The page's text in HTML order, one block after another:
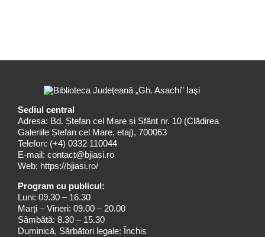
Sediul central
Adresa: Bd. Ștefan cel Mare și Sfânt nr. 10 (Clădirea
Galeriile Ștefan cel Mare, etaj), 700063
Telefon: (+4) 0332 110044
E-mail: contact@bjiasi.ro
Web: https://bjiasi.ro/
Program cu publicul:
Luni: 09.30 – 16.30
Marți – Vineri: 09.00 – 20.00
Sâmbătă: 8.30 – 15.30
Duminică, Sărbători legale: Închis